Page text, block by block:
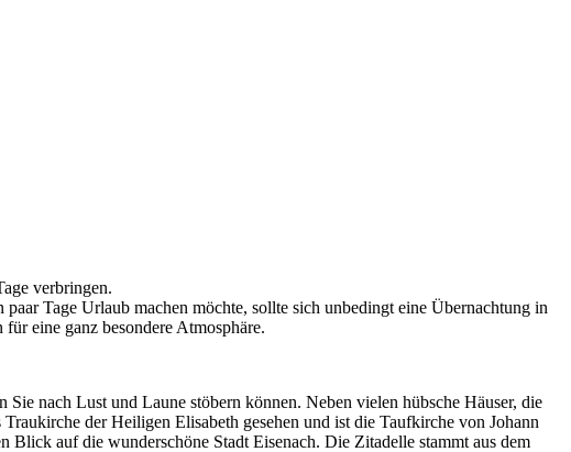
verbringen.
Tage Urlaub machen möchte, sollte sich unbedingt eine Übernachtung in
eine ganz besondere Atmosphäre.
nach Lust und Laune stöbern können. Neben vielen hübsche Häuser, die
der Heiligen Elisabeth gesehen und ist die Taufkirche von Johann
Blick auf die wunderschöne Stadt Eisenach. Die Zitadelle stammt aus dem